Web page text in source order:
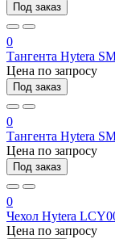
Под заказ
0
Тангента Hytera
Цена по запросу
Под заказ
0
Тангента Hytera
Цена по запросу
Под заказ
0
Чехол Hytera
Цена по запросу